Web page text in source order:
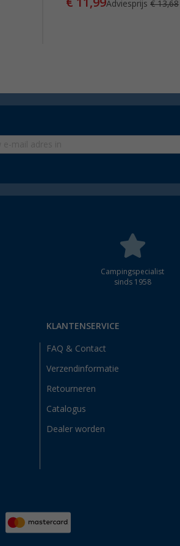
Adviesprijs€ 13,68
Campingspecialist
sinds 1958
KLANTENSERVICE
FAQ & Contact
Verzendinformatie
Retourneren
Catalogus
Dealer worden